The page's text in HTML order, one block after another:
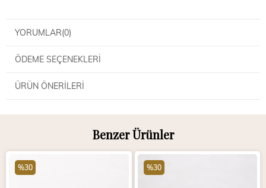
YORUMLAR(0)
ÖDEME SEÇENEKLERI
ÜRÜN ÖNERILERI
Benzer Ürünler
%30 %30